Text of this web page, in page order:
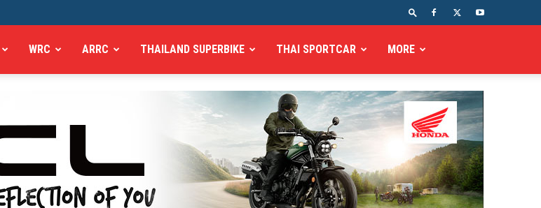
WRC ARRC THAILAND SUPERBIKE THAI SPORTCAR MORE